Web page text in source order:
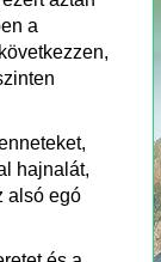
a
hajnalát,
alsó egó